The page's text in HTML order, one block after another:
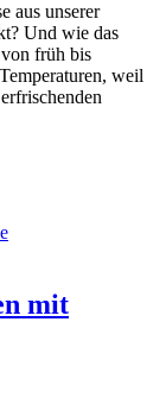
aus unserer
Und wie das
früh bis
weil
mit